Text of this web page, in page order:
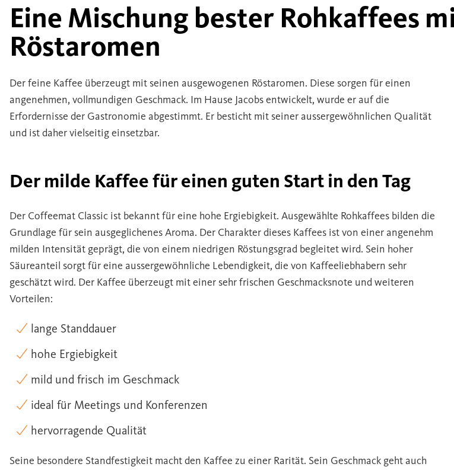
Eine Mischung bester Rohkaffees
Röstaromen
Der feine Kaffee überzeugt mit seinen ausgewogenen Röstaromen. Diese sorgen für einen
angenehmen, vollmundigen Geschmack. Im Hause Jacobs entwickelt, wurde er auf die
Erfordernisse der Gastronomie abgestimmt. Er besticht mit seiner aussergewöhnlichen Qualität
und ist daher vielseitig einsetzbar.
Der milde Kaffee für einen guten Start in den Tag
Der Coffeemat Classic ist bekannt für eine hohe Ergiebigkeit. Ausgewählte Rohkaffees bilden die
Grundlage für sein ausgeglichenes Aroma. Der Charakter dieses Kaffees ist von einer angenehm
milden Intensität geprägt, die von einem niedrigen Röstungsgrad begleitet wird. Sein hoher
Säureanteil sorgt für eine aussergewöhnliche Lebendigkeit, die von Kaffeeliebhabern sehr
geschätzt wird. Der Kaffee überzeugt mit einer sehr frischen Geschmacksnote und weiteren
Vorteilen:
lange Standdauer
hohe Ergiebigkeit
mild und frisch im Geschmack
ideal für Meetings und Konferenzen
hervorragende Qualität
Seine besondere Standfestigkeit macht den Kaffee zu einer Rarität. Sein Geschmack geht auch